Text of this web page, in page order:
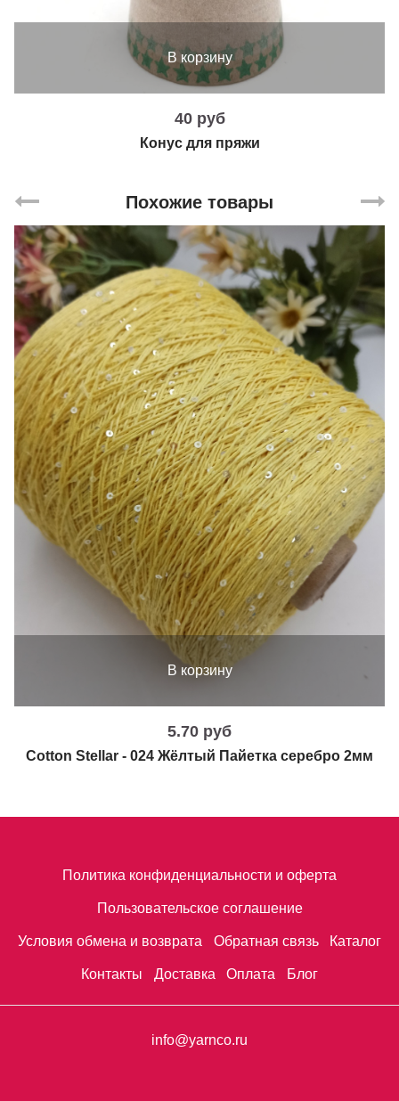
В корзину
40 руб
Конус для пряжи
Похожие товары
В корзину
5.70 руб
Cotton Stellar - 024 Жёлтый Пайетка серебро 2мм
Политика конфиденциальности и оферта
Пользовательское соглашение
Условия обмена и возврата Обратная связь Каталог
Контакты Доставка Оплата Блог
info@yarnco.ru